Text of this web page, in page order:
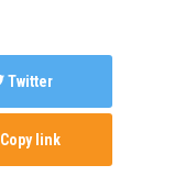
Twitter
Copy link